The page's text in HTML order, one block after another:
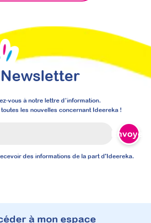
ouvertes
À découvrir
Newsletter
vous à notre lettre d’information.
les nouvelles concernant Ideereka !
Envoyer
des informations de la part d'Ideereka.
à mon espace